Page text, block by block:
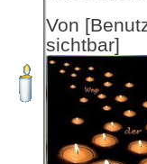
Von
sichtbar]